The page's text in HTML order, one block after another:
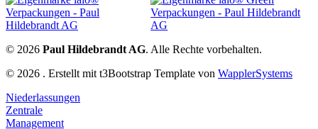
© 2026 Paul Hildebrandt AG. Alle Rechte vorbehalten.
© 2026 . Erstellt mit t3Bootstrap Template von WapplerSystems
Niederlassungen
Zentrale
Management